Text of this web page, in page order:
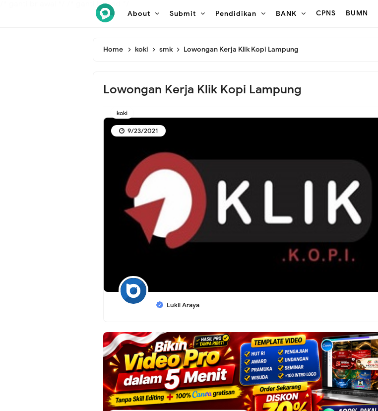
/* ganti br end */
About Submit Pendidikan BANK CPNS BUMN
Home koki smk Lowongan Kerja Klik Kopi Lampung
Lowongan Kerja Klik Kopi Lampung
koki
Lukil Araya
9/23/2021